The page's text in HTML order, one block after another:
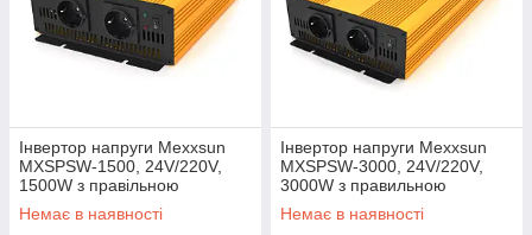
Інвертор напруги Mexxsun
MXSPSW-1500, 24V/220V,
1500W з правільною
синусоїдою, 2 Shuko, клемні
дроти, Q4
Немає в наявності
Інвертор напруги Mexxsun
MXSPSW-3000, 24V/220V,
3000W з правильною
синусоїдою, 2 Shuko, клемні
дроти
Немає в наявності